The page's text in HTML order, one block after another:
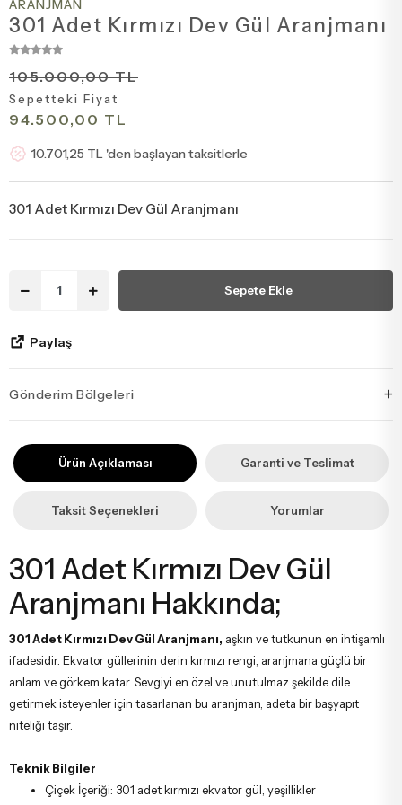
Tebrik - Terfi Çiçekleri
Hoş Geldin Bebek Çiçekleri
Doğum Günü Çiçekleri
Papatya Ve Kır Buketleri
Peluş Ayıcık Ve Gül Buketi
Anastasia Buketleri
ARANJMAN
301 Adet Kırmızı Dev Gül Aranjmanı
105.000,00 TL
Sepetteki Fiyat
94.500,00 TL
10.701,25 TL 'den başlayan taksitlerle
301 Adet Kırmızı Dev Gül Aranjmanı
Sepete Ekle
Paylaş
Gönderim Bölgeleri +
yapıyoruz. Sevdiklerinize ulaştırmak istediğiniz çiçekler, özenle
hazırlanarak İstanbul’un her noktasına güvenle teslim edilir.
Ürün Açıklaması Garanti ve Teslimat
Taksit Seçenekleri Yorumlar
301 Adet Kırmızı Dev Gül
Aranjmanı Hakkında;
301 Adet Kırmızı Dev Gül Aranjmanı, aşkın ve tutkunun en ihtişamlı
ifadesidir. Ekvator güllerinin derin kırmızı rengi, aranjmana güçlü bir
anlam ve görkem katar. Sevgiyi en özel ve unutulmaz şekilde dile
getirmek isteyenler için tasarlanan bu aranjman, adeta bir başyapıt
niteliği taşır.
Teknik Bilgiler
Çiçek İçeriği: 301 adet kırmızı ekvator gül, yeşillikler